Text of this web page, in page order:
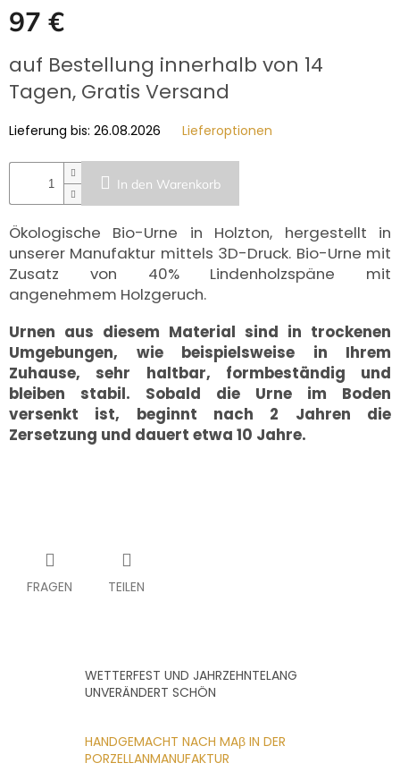
ZUFRIEDENHEITSGARANTIE
EINE
URNE
UNS
KAUFEN?
URNENHERSTELLUNG
ÜBER
DIE
VON
GRABFOTOS
ZUSAMMENARBEIT
MIT
PARTNERN
Großhändler-
Login
97 €
auf Bestellung innerhalb von 14
Tagen, Gratis Versand
Lieferung bis: 26.08.2026 Lieferoptionen
In den Warenkorb
Ökologische Bio-Urne in Holzton, hergestellt in
unserer Manufaktur mittels 3D-Druck. Bio-Urne mit
Zusatz von 40% Lindenholzspäne mit
angenehmem Holzgeruch.
Urnen aus diesem Material sind in trockenen
Umgebungen, wie beispielsweise in Ihrem
Zuhause,sehr haltbar, formbeständig und
bleiben stabil. Sobald die Urne im Boden
versenkt ist, beginnt nach 2 Jahren die
Zersetzung und dauert etwa 10 Jahre.
FRAGEN TEILEN
WETTERFEST UND JAHRZEHNTELANG
UNVERÄNDERT SCHÖN
HANDGEMACHT NACH MAβ IN DER
PORZELLANMANUFAKTUR